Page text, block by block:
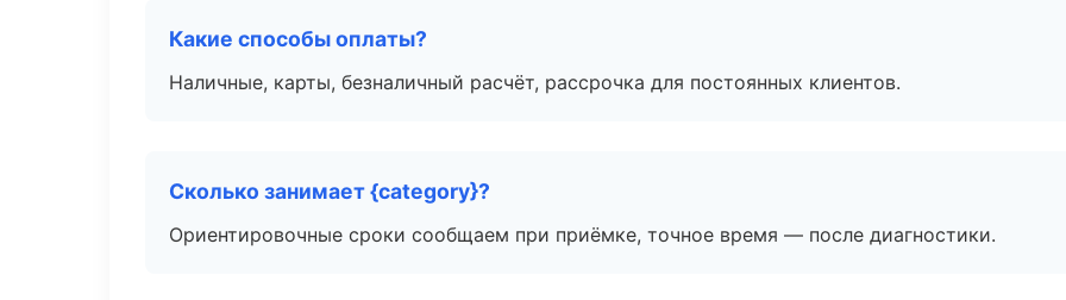
Какие способы оплаты?
Наличные, карты, безналичный расчёт, рассрочка для постоянных клиентов.
Сколько занимает {category}?
Ориентировочные сроки сообщаем при приёмке, точное время — после диагностики.